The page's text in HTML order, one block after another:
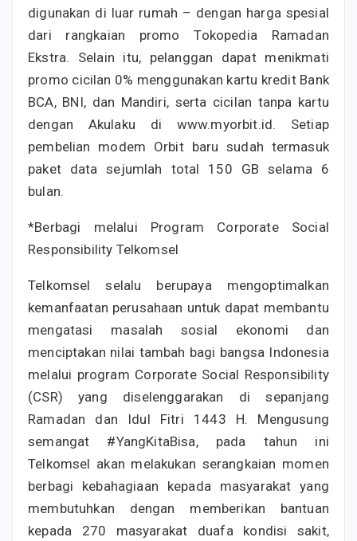
digunakan di luar rumah – dengan harga spesial
dari rangkaian promo Tokopedia Ramadan
Ekstra. Selain itu, pelanggan dapat menikmati
promo cicilan 0% menggunakan kartu kredit Bank
BCA, BNI, dan Mandiri, serta cicilan tanpa kartu
dengan Akulaku di www.myorbit.id. Setiap
pembelian modem Orbit baru sudah termasuk
paket data sejumlah total 150 GB selama 6
bulan.
*Berbagi melalui Program Corporate Social
Responsibility Telkomsel
Telkomsel selalu berupaya mengoptimalkan
kemanfaatan perusahaan untuk dapat membantu
mengatasi masalah sosial ekonomi dan
menciptakan nilai tambah bagi bangsa Indonesia
melalui program Corporate Social Responsibility
(CSR) yang diselenggarakan di sepanjang
Ramadan dan Idul Fitri 1443 H. Mengusung
semangat #YangKitaBisa, pada tahun ini
Telkomsel akan melakukan serangkaian momen
berbagi kebahagiaan kepada masyarakat yang
membutuhkan dengan memberikan bantuan
kepada 270 masyarakat duafa kondisi sakit,